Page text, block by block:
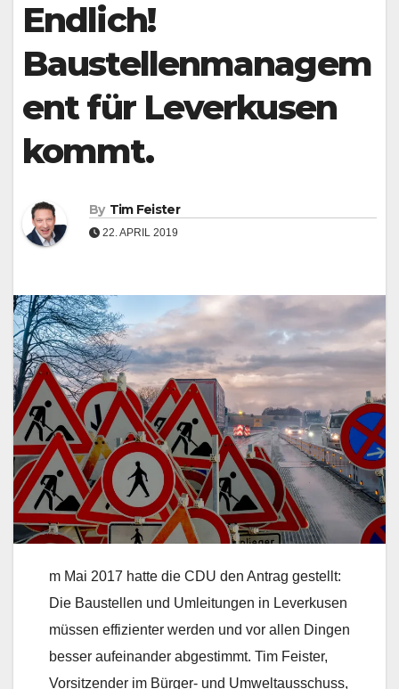
format_underlined
font_download Mark links
Reset all options
cached
Leave feedback
Endlich!
Baustellenmanagem
ent für Leverkusen
kommt.
By Tim Feister
22. APRIL 2019
m Mai 2017 hatte die CDU den Antrag gestellt:
Die Baustellen und Umleitungen in Leverkusen
müssen effizienter werden und vor allen Dingen
besser aufeinander abgestimmt. Tim Feister,
Vorsitzender im Bürger- und Umweltausschuss,